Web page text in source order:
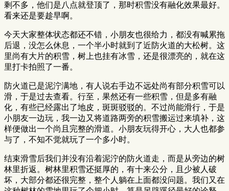
剩不多，他们是八点就登顶了，那时积雪没有融化效果最好。
看来还是要趁早啊。
今天大家整体状态都还不错，小朋友也很给力，都没有喊累拖
后退，没怎么休息，一个半小时就到了近防火道的大松树。这
里尚有大片的积雪，树上也挂有冰雪，还是很漂亮的，就在这
里打卡拍照了一番。
防火道已是泥泞满地，有人说右手边不远处尚有部分积雪可以
滑，于是过去查看。行至，果然还有一些积雪，但是多有融
化，有些已经露出了地皮，斑斑驳驳的。不过尚能滑行，于是
小朋友一边玩，我一边又将道路两旁的积雪搬运过来填补，这
样便做出一个尚且完整的滑道。小朋友玩得开心，大人也都参
与了，不知不觉就玩了一个多小时。
结束滑雪后我们并没有沿着泥泞的防火道走，而是从旁边的树
林里折返。树林里积雪还挺厚的，有十来公分，且少被人破
坏，大部分都还很完整，整个人躺在上面都没问题。我们又在